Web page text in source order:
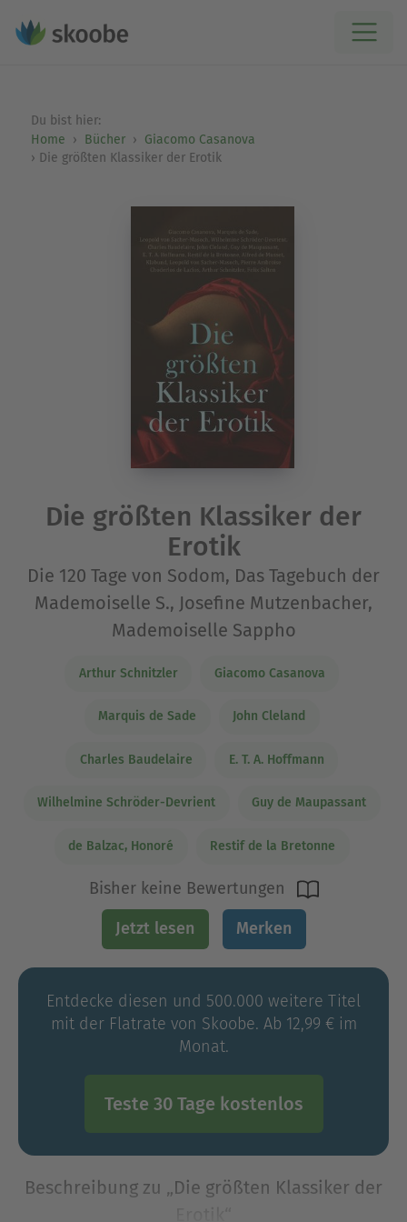
Du bist hier:
Home
Bücher
Giacomo Casanova
Die größten Klassiker der Erotik
Die größten Klassiker der
Erotik
Die 120 Tage von Sodom, Das Tagebuch der
Mademoiselle S., Josefine Mutzenbacher,
Mademoiselle Sappho
Arthur Schnitzler Giacomo Casanova
Marquis de Sade John Cleland
Charles Baudelaire E. T. A. Hoffmann
Wilhelmine Schröder-Devrient Guy de Maupassant
de Balzac, Honoré Restif de la Bretonne
Bisher keine Bewertungen
Jetzt lesen Merken
Entdecke diesen und 500.000 weitere Titel
mit der Flatrate von Skoobe. Ab 12,99 € im
Monat.
Teste 30 Tage kostenlos
Beschreibung zu „Die größten Klassiker der